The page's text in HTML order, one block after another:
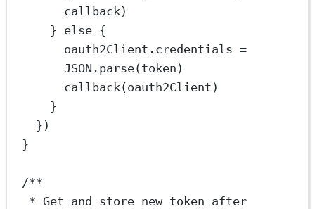
callback)
} else {
oauth2Client.credentials =
JSON . parse(token)
callback(oauth2Client)
}
})
}
/**
* Get and store new token after